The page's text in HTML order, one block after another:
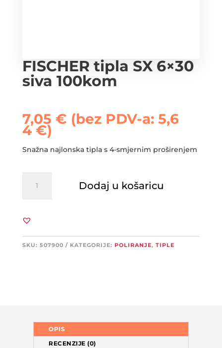
FISCHER tipla SX 6×30
siva 100kom
7,05 € (bez PDV-a: 5,6
4€)
Snažna najlonska tipla s 4-smjernim proširenjem
tipla
siva
100kom
količina
Dodaj u košaricu
SKU: 507900 KATEGORIJE: POLIRANJE, TIPLE
OPIS
RECENZIJE (0)